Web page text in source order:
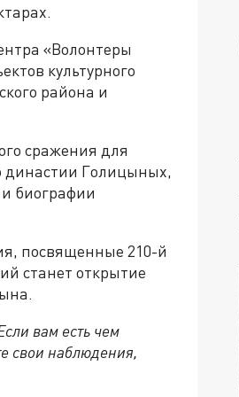
«Волонтеры
культурного
района и
сражения для
династии Голицыных,
биографии
посвященные 210-й
станет открытие
вам есть чем
свои наблюдения,